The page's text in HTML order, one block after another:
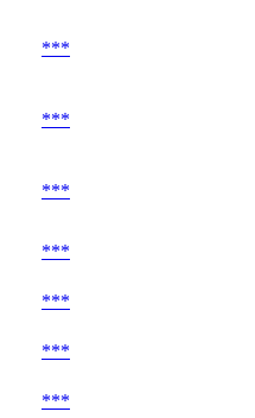
***
***
***
***
***
***
***